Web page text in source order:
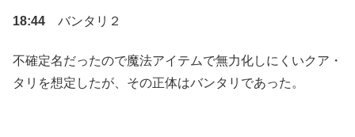
18:44 バンタリ２
不確定名だったので魔法アイテムで無力化しにくいクア・
タリを想定したが、その正体はバンタリであった。